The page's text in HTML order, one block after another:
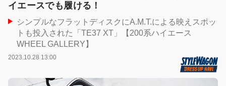
イエースでも履ける！
シンプルなフラットディスクにA.M.T.による映えスポッ
トも投入された「TE37 XT」【200系ハイエース
WHEEL GALLERY】
2023.10.28 13:00